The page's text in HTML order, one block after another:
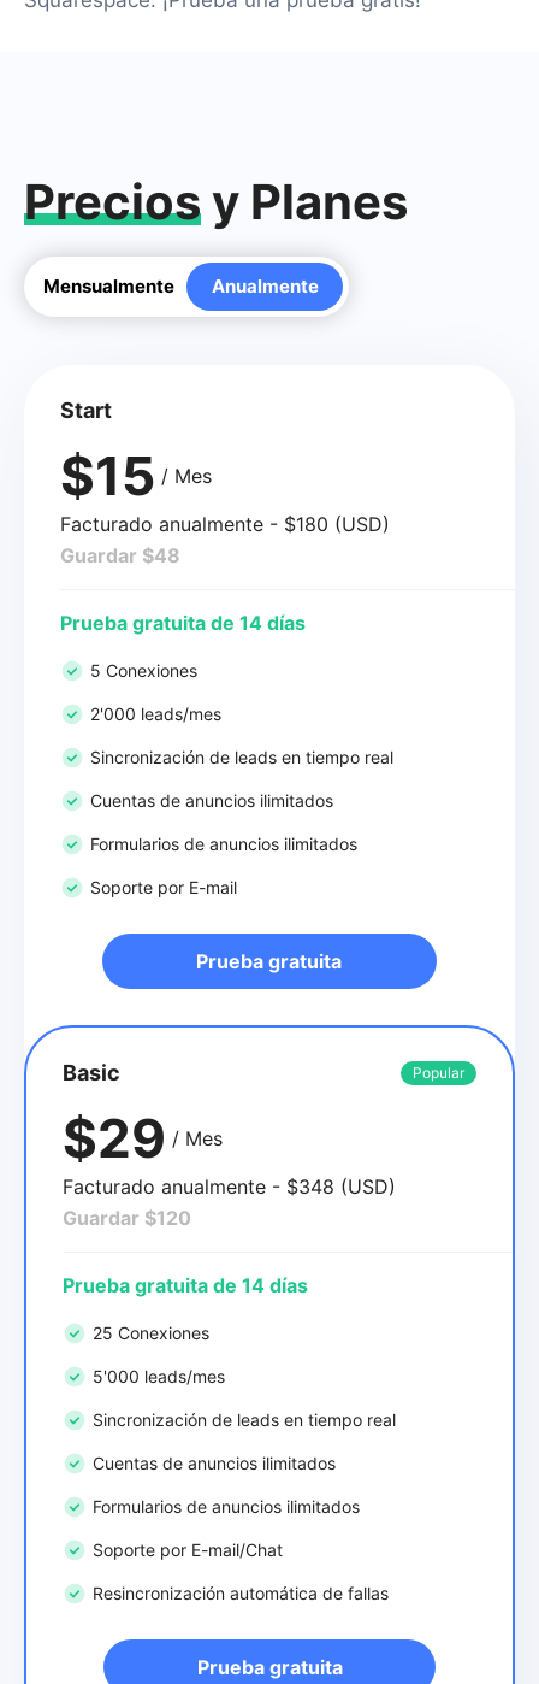
Preciosy Planes
Mensualmente Anualmente
Start
$15 / Mes
Facturado anualmente - $180 (USD)
Guardar $48
Prueba gratuita de 14 días
5 Conexiones
2'000 leads/mes
Sincronización de leads en tiempo real
Cuentas de anuncios ilimitados
Formularios de anuncios ilimitados
Soporte por E-mail
Prueba gratuita
Basic Popular
$29 / Mes
Facturado anualmente - $348 (USD)
Guardar $120
Prueba gratuita de 14 días
25 Conexiones
5'000 leads/mes
Sincronización de leads en tiempo real
Cuentas de anuncios ilimitados
Formularios de anuncios ilimitados
Soporte por E-mail/Chat
Resincronización automática de fallas
Prueba gratuita